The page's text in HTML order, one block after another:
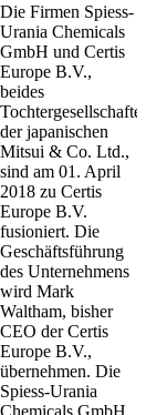
Die Firmen Spiess-
Urania Chemicals
GmbH und Certis
Europe B.V.,
beides
Tochtergesellschaften
der japanischen
Mitsui & Co. Ltd.,
sind am 01. April
2018 zu Certis
Europe B.V.
fusioniert. Die
Geschäftsführung
des Unternehmens
wird Mark
Waltham, bisher
CEO der Certis
Europe B.V.,
übernehmen. Die
Spiess-Urania
Chemicals GmbH